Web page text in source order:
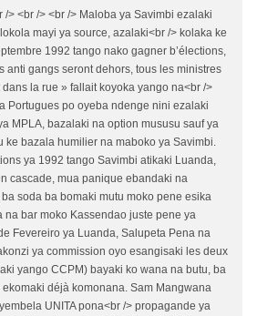
/> <br /> <br /> Maloba ya Savimbi ezalaki
mayi ya source, azalaki<br /> kolaka ke
1992 tango nako gagner b’élections,
anti gangs seront dehors, tous les ministres
dans la rue » fallait koyoka yango na<br />
Portugues po oyeba ndenge nini ezalaki
MPLA, bazalaki na option mususu sauf ya
ke bazala humilier na maboko ya Savimbi.
ya 1992 tango Savimbi atikaki Luanda,
cascade, mua panique ebandaki na
soda ba bomaki mutu moko pene esika
na bar moko Kassendao juste pene ya
Fevereiro ya Luanda, Salupeta Pena na
ya commission oyo esangisaki les deux
yango CCPM) bayaki ko wana na butu, ba
déjà komonana. Sam Mangwana
UNITA pona<br /> propagande ya